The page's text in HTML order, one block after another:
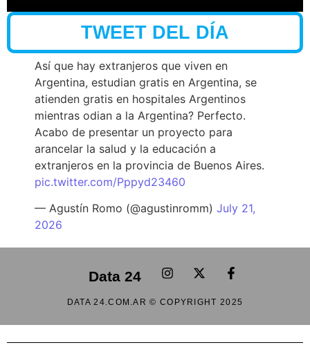
TWEET DEL DÍA
Así que hay extranjeros que viven en
Argentina, estudian gratis en Argentina, se
atienden gratis en hospitales Argentinos
mientras odian a la Argentina? Perfecto.
Acabo de presentar un proyecto para
arancelar la salud y la educación a
extranjeros en la provincia de Buenos Aires.
pic.twitter.com/Pppyd23460
— Agustín Romo (@agustinromm) July 21,
2026
Data 24
DATA 24.COM.AR © COPYRIGHT 2025